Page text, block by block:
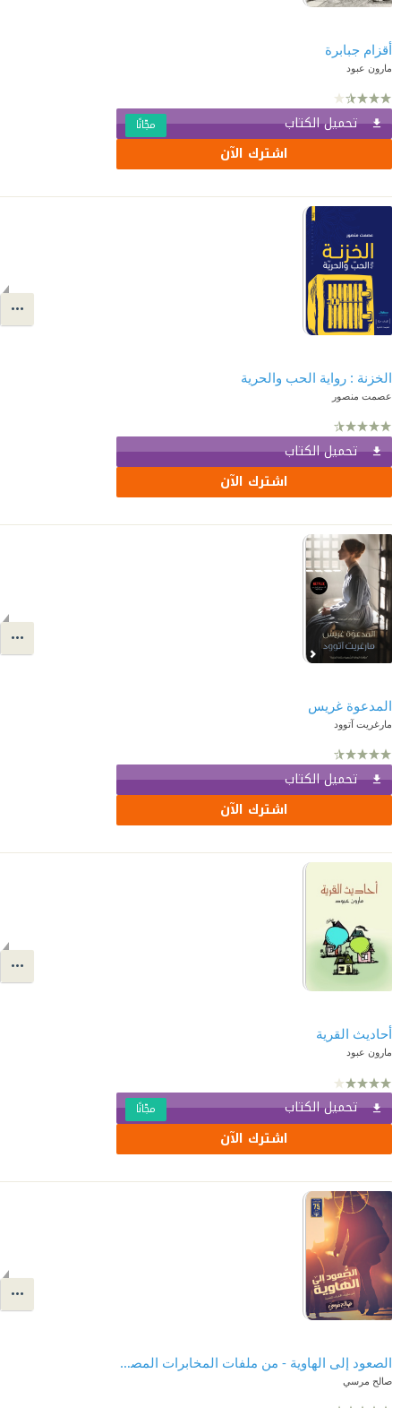
أقزام جبابرة
مارون عبود
تحميل الكتاب مجّانًا
اشترك الآن
الخزنة : رواية الحب والحرية
عصمت منصور
تحميل الكتاب
اشترك الآن
المدعوة غريس
مارغريت آتوود
تحميل الكتاب
اشترك الآن
أحاديث القرية
مارون عبود
تحميل الكتاب مجّانًا
اشترك الآن
الصعود إلى الهاوية - من ملفات المخابرات المصرية
صالح مرسي